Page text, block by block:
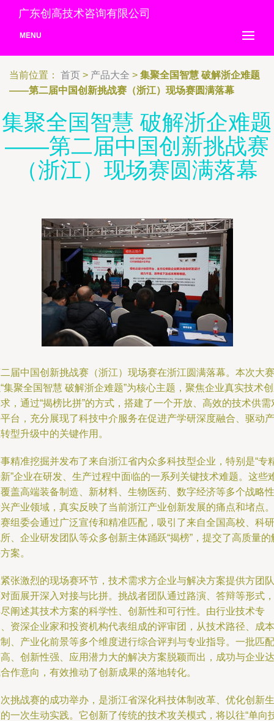
广东创高技术咨询有限公司
MENU
当前位置： 首页 > 产品大全 > 集聚全国智慧 破解浙企难题
——第二届中国创新挑战赛（浙江）现场赛圆满落幕
集聚全国智慧 破解浙企难题
——第二届中国创新挑战赛
（浙江）现场赛圆满落幕
届中国创新挑战赛（浙江）现场赛在浙江圆满落幕。本次大赛
集聚全国智慧 破解浙企难题”为核心主题，聚焦企业真实技术
，通过“揭榜比拼”的方式，搭建了一个开放、高效的技术供需
台，充分展现了科技中介服务在促进产学研深度融合、驱动产
型升级中的关键作用。
精准挖掘并发布了来自浙江省内众多科技型企业，特别是“专
”企业在研发、生产过程中面临的一系列关键技术难题。这些
盖高端装备制造、新材料、生物医药、数字经济等多个战略性
产业领域，真实反映了当前浙江产业创新发展的痛点和堵点。
组委会通过广泛宣传和精准匹配，吸引了来自全国高校、科研
、企业研发团队等众多创新主体踊跃“揭榜”，提交了高质量的
案。
张激烈的现场赛环节，技术需求方企业与解决方案提供方团队
面展开深入对接与比拼。挑战者团队通过路演、答辩等形式，
阐述其技术方案的科学性、创新性和可行性。由行业技术专
资深企业家和投资机构代表组成的评审团，从技术路径、成本
、产业化前景等多个维度进行综合评判与专业指导。一批匹配
、创新性强、应用潜力大的解决方案脱颖而出，成功与企业达
作意向，有效推动了创新成果的落地转化。
挑战赛的成功举办，是浙江省深化科技体制改革、优化创新生
一次生动实践。它创新了传统的技术攻关模式，将以往“单向